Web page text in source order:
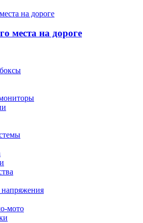
места на дороге
напряжения
мото